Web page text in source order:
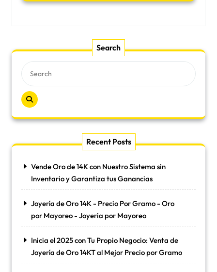
Search
Recent Posts
Vende Oro de 14K con Nuestro Sistema sin
Inventario y Garantiza tus Ganancias
Joyería de Oro 14K - Precio Por Gramo - Oro
por Mayoreo - Joyeria por Mayoreo
Inicia el 2025 con Tu Propio Negocio: Venta de
Joyería de Oro 14KT al Mejor Precio por Gramo